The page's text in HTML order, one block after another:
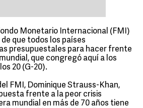
Monetario Internacional (FMI)
que todos los países
presupuestales para hacer frente
que congregó aquí a los
20 (G-20).
FMI, Dominique Strauss-Khan,
frente a la peor crisis
mundial en más de 70 años tiene